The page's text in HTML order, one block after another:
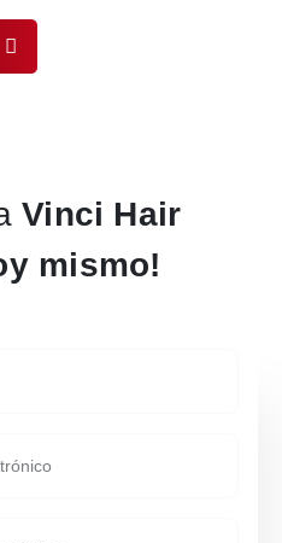
Vinci Hair
mismo!